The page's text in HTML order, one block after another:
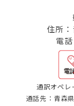
住所
電
通訳オペレ
通話先：青森